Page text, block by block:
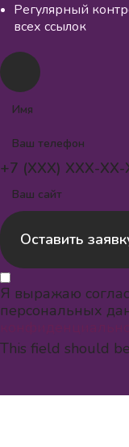
Регулярный
всех ссылок
+7 (XXX) XXX-XX-
Оставить
Я выражаю
персональных
This field should